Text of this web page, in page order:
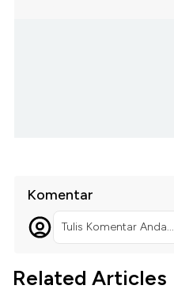
Komentar
Tulis Komentar Anda...
Related Articles